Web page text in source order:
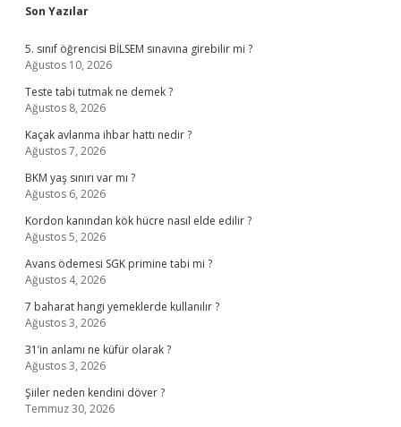
Sidebar
Son Yazılar
5. sınıf öğrencisi BİLSEM sınavına girebilir mi ?
Ağustos 10, 2026
Teste tabi tutmak ne demek ?
Ağustos 8, 2026
Kaçak avlanma ihbar hattı nedir ?
Ağustos 7, 2026
BKM yaş sınırı var mı ?
Ağustos 6, 2026
Kordon kanından kök hücre nasıl elde edilir ?
Ağustos 5, 2026
Avans ödemesi SGK primine tabi mi ?
Ağustos 4, 2026
7 baharat hangi yemeklerde kullanılır ?
Ağustos 3, 2026
31’in anlamı ne küfür olarak ?
Ağustos 3, 2026
Şiiler neden kendini döver ?
Temmuz 30, 2026